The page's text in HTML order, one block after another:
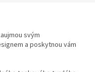
svým
a poskytnou vám